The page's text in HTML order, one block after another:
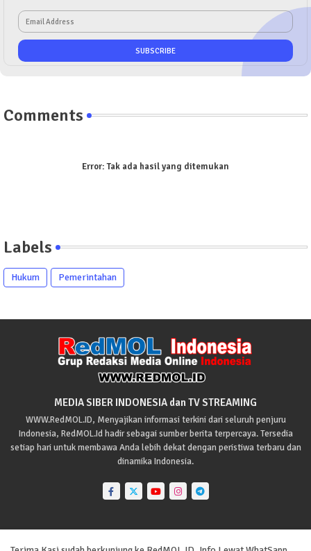
Comments
Error:Tak ada hasil yang ditemukan
Labels
Hukum Pemerintahan
MEDIA SIBER INDONESIA dan TV STREAMING
WWW.RedMOL.ID, Menyajikan informasi terkini dari seluruh penjuru
Indonesia, RedMOL.Id hadir sebagai sumber berita terpercaya. Tersedia
setiap hari untuk membawa Anda lebih dekat dengan peristiwa terbaru dan
dinamika Indonesia.